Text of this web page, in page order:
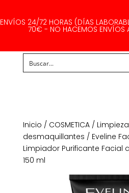
ENVÍOS 24/72 HORAS (DÍAS
70€ - NO HACEMOS ENVÍOS
Inicio / COSMETICA/
desmaquillantes / Eveline
Limpiador Purificante Facial
150 ml